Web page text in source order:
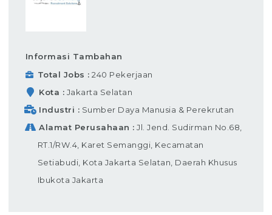
Informasi Tambahan
Total Jobs
240 Pekerjaan
Kota
Jakarta Selatan
Industri
Sumber Daya Manusia & Perekrutan
Alamat Perusahaan
Jl. Jend. Sudirman No.68,
RT.1/RW.4, Karet Semanggi, Kecamatan
Setiabudi, Kota Jakarta Selatan, Daerah Khusus
Ibukota Jakarta